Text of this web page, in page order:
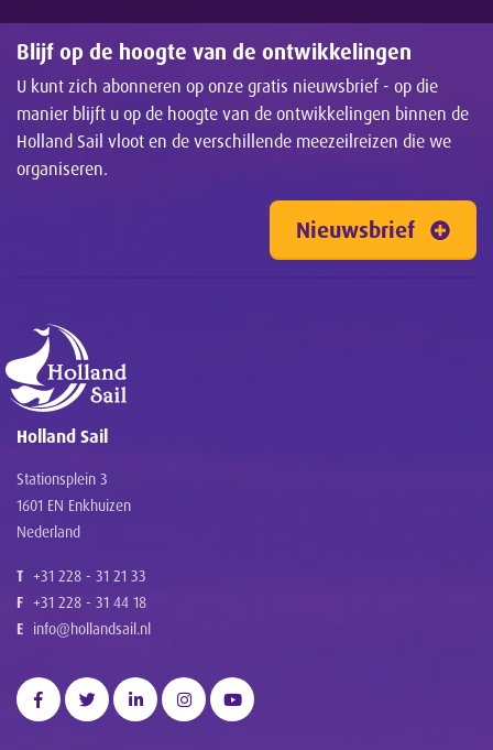
Blijf op de hoogte van de ontwikkelingen
U kunt zich abonneren op onze gratis nieuwsbrief - op die
manier blijft u op de hoogte van de ontwikkelingen binnen de
Holland Sail vloot en de verschillende meezeilreizen die we
organiseren.
Nieuwsbrief
Holland Sail
Stationsplein 3
1601 EN Enkhuizen
Nederland
T +31 228 - 31 21 33
F +31 228 - 31 44 18
E info@hollandsail.nl